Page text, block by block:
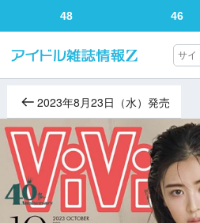
48 46
2023年8月23日（水）発売